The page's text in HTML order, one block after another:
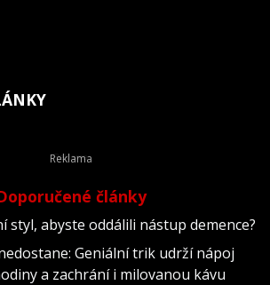
články
styl, abyste oddálili nástup demence?
Geniální trik udrží nápoj
a zachrání i milovanou kávu